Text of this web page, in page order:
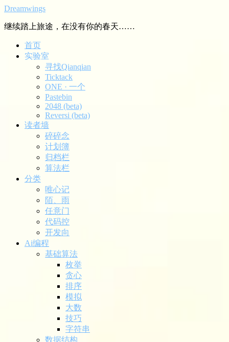
Dreamwings
继续踏上旅途，在没有你的春天……
首页
实验室
寻找Qianqian
Ticktack
ONE · 一个
Pastebin
2048 (beta)
Reversi (beta)
读者墙
碎碎念
计划簿
归档栏
算法栏
分类
唯心记
陌、雨
任意门
代码控
开发向
Ai编程
基础算法
枚举
贪心
排序
模拟
大数
技巧
字符串
数据结构